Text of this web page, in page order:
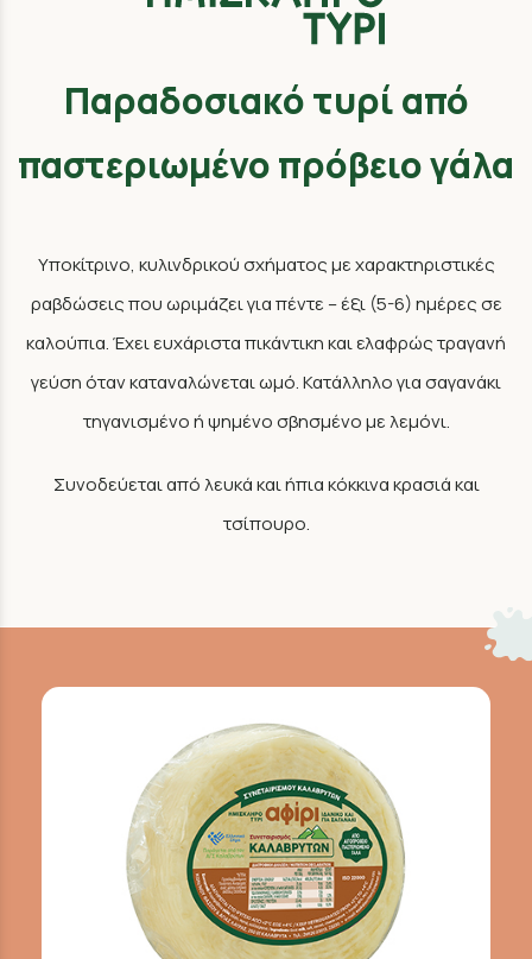
Παραδοσιακό τυρί από
παστεριωμένο πρόβειο γάλα
Υποκίτρινο, κυλινδρικού σχήματος με χαρακτηριστικές
ραβδώσεις που ωριμάζει για πέντε – έξι (5-6) ημέρες σε
καλούπια. Έχει ευχάριστα πικάντικη και ελαφρώς τραγανή
γεύση όταν καταναλώνεται ωμό. Κατάλληλο για σαγανάκι
τηγανισμένο ή ψημένο σβησμένο με λεμόνι.
Συνοδεύεται από λευκά και ήπια κόκκινα κρασιά και
τσίπουρο.